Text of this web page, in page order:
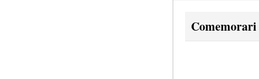
Comemorari